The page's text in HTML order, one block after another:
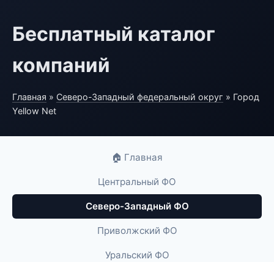
Бесплатный каталог
компаний
Главная » Северо-Западный федеральный округ » Город
Yellow Net
🏠 Главная
Центральный ФО
Северо-Западный ФО
Приволжский ФО
Уральский ФО